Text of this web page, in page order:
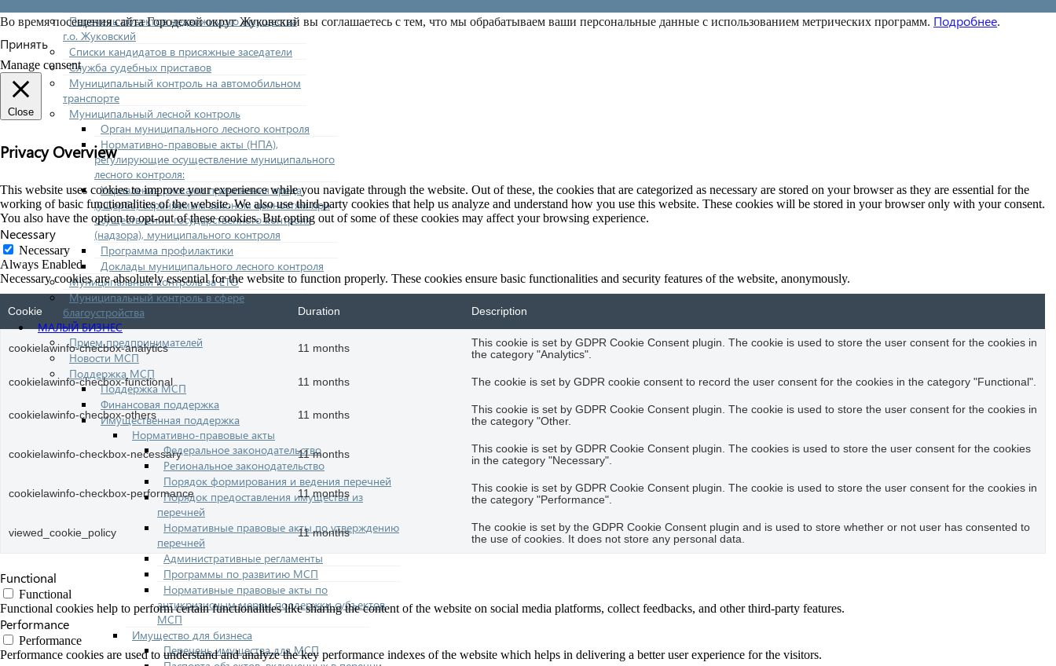
Перечень объектов недвижимого имущества
г.о. Жуковский
Списки кандидатов в присяжные заседатели
Служба судебных приставов
Муниципальный контроль на автомобильном
транспорте
Муниципальный лесной контроль
Орган муниципального лесного контроля
Нормативно-правовые акты (НПА),
регулирующие осуществление муниципального
лесного контроля:
Управление рисками причинения вреда
(ущерба) охраняемым законом ценностям при
осуществлении государственного контроля
(надзора), муниципального контроля
Программа профилактики
Доклады муниципального лесного контроля
Муниципальный контроль за ЕТО
Муниципальный контроль в сфере
благоустройства
МАЛЫЙ БИЗНЕС
Прием предпринимателей
Новости МСП
Поддержка МСП
Поддержка МСП
Финансовая поддержка
Имущественная поддержка
Нормативно-правовые акты
Федеральное законодательство
Региональное законодательство
Порядок формирования и ведения перечней
Порядок предоставления имущества из
перечней
Нормативные правовые акты по утверждению
перечней
Административные регламенты
Программы по развитию МСП
Нормативные правовые акты по
антикризисным мерам поддержки субъектов
МСП
Имущество для бизнеса
Перечень имущества для МСП
Во время посещения сайта Городской округ Жуковский вы соглашаетесь с тем, что мы обрабатываем ваши персональные данные с использованием метрических программ. Подробнее.
Принять
Manage consent
Close
Privacy Overview
This website uses cookies to improve your experience while you navigate through the website. Out of these, the cookies that are categorized as necessary are stored on your browser as they are essential for the
working of basic functionalities of the website. We also use third-party cookies that help us analyze and understand how you use this website. These cookies will be stored in your browser only with your consent.
You also have the option to opt-out of these cookies. But opting out of some of these cookies may affect your browsing experience.
Necessary
Necessary
Always Enabled
Necessary cookies are absolutely essential for the website to function properly. These cookies ensure basic functionalities and security features of the website, anonymously.
Cookie Duration Description
cookielawinfo-checbox-analytics 11 months
This cookie is set by GDPR Cookie Consent plugin. The cookie is used to store the user consent for the cookies in
the category "Analytics".
cookielawinfo-checbox-functional 11 months The cookie is set by GDPR cookie consent to record the user consent for the cookies in the category "Functional".
cookielawinfo-checbox-others 11 months
This cookie is set by GDPR Cookie Consent plugin. The cookie is used to store the user consent for the cookies in
the category "Other.
cookielawinfo-checkbox-necessary 11 months
This cookie is set by GDPR Cookie Consent plugin. The cookies is used to store the user consent for the cookies
in the category "Necessary".
cookielawinfo-checkbox-performance 11 months
This cookie is set by GDPR Cookie Consent plugin. The cookie is used to store the user consent for the cookies in
the category "Performance".
viewed_cookie_policy 11 months
The cookie is set by the GDPR Cookie Consent plugin and is used to store whether or not user has consented to
the use of cookies. It does not store any personal data.
Functional
Functional
Functional cookies help to perform certain functionalities like sharing the content of the website on social media platforms, collect feedbacks, and other third-party features.
Performance
Performance
Performance cookies are used to understand and analyze the key performance indexes of the website which helps in delivering a better user experience for the visitors.